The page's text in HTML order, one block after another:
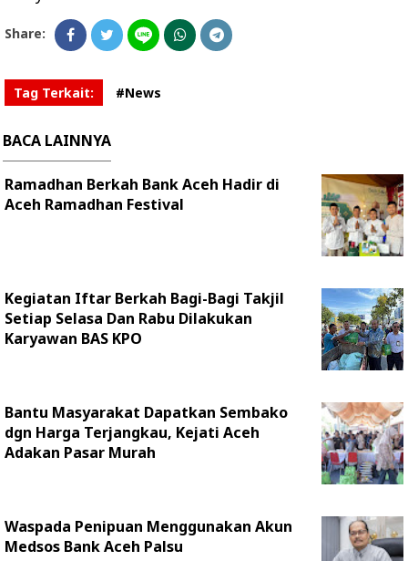
Share:
Tag Terkait: #News
BACA LAINNYA
Ramadhan Berkah Bank Aceh Hadir di
Aceh Ramadhan Festival
Kegiatan Iftar Berkah Bagi-Bagi Takjil
Setiap Selasa Dan Rabu Dilakukan
Karyawan BAS KPO
Bantu Masyarakat Dapatkan Sembako
dgn Harga Terjangkau, Kejati Aceh
Adakan Pasar Murah
Waspada Penipuan Menggunakan Akun
Medsos Bank Aceh Palsu